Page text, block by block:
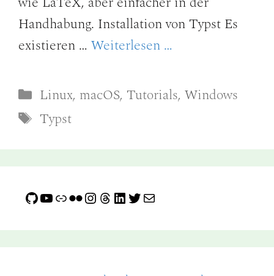
Handhabung. Installation von Typst Es
existieren … Weiterlesen …
Kategorien
Linux, macOS, Tutorials,Windows
Schlagwörter
Typst
GitHub
YouTube
LinkFlickr
Instagram
Threads
LinkedIn
Twitter
E-Mail